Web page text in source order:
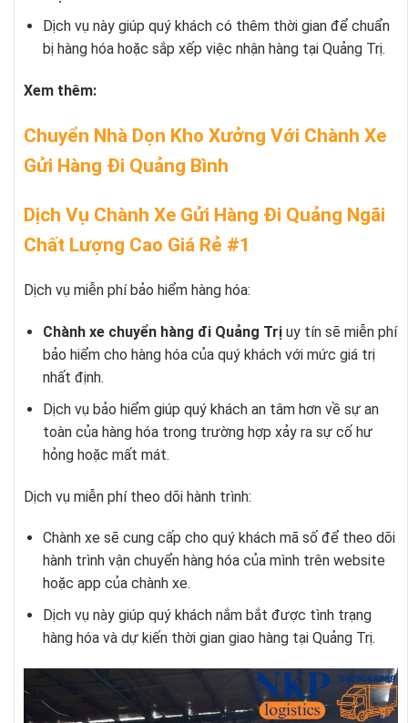
Dịch vụ này giúp quý khách có thêm thời gian để chuẩn
bị hàng hóa hoặc sắp xếp việc nhận hàng tại Quảng Trị.
Xem thêm:
Chuyển Nhà Dọn Kho Xưởng Với Chành Xe
Gửi Hàng Đi Quảng Bình
Dịch Vụ Chành Xe Gửi Hàng Đi Quảng Ngãi
Chất Lượng Cao Giá Rẻ #1
Dịch vụ miễn phí bảo hiểm hàng hóa:
Chành xe chuyển hàng đi Quảng Trịuy tín sẽ miễn phí
bảo hiểm cho hàng hóa của quý khách với mức giá trị
nhất định.
Dịch vụ bảo hiểm giúp quý khách an tâm hơn về sự an
toàn của hàng hóa trong trường hợp xảy ra sự cố hư
hỏng hoặc mất mát.
Dịch vụ miễn phí theo dõi hành trình:
Chành xe sẽ cung cấp cho quý khách mã số để theo dõi
hành trình vận chuyển hàng hóa của mình trên website
hoặc app của chành xe.
Dịch vụ này giúp quý khách nắm bắt được tình trạng
hàng hóa và dự kiến thời gian giao hàng tại Quảng Trị.